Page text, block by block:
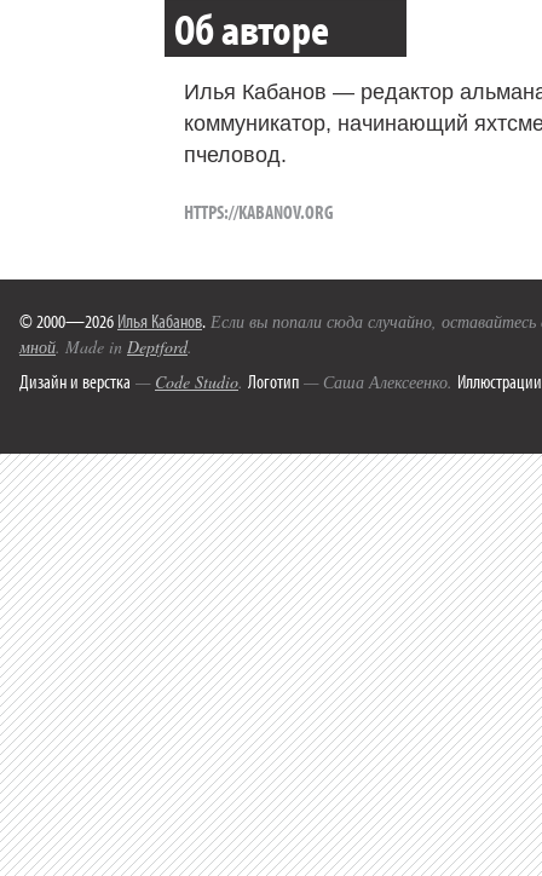
Об авторе
Илья Кабанов — редактор
коммуникатор, начинающий
пчеловод.
HTTPS://KABANOV.ORG
© 2000—2026 Илья Кабанов. Если вы попали сюда случайно,
мной. Made in Deptford.
Дизайн и верстка — Code Studio. Логотип — Саша Алексеенко. Иллюстрации